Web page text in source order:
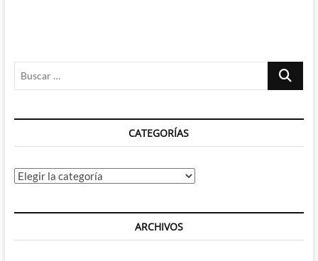
comedia
Buscar
CATEGORÍAS
Categorías
ARCHIVOS